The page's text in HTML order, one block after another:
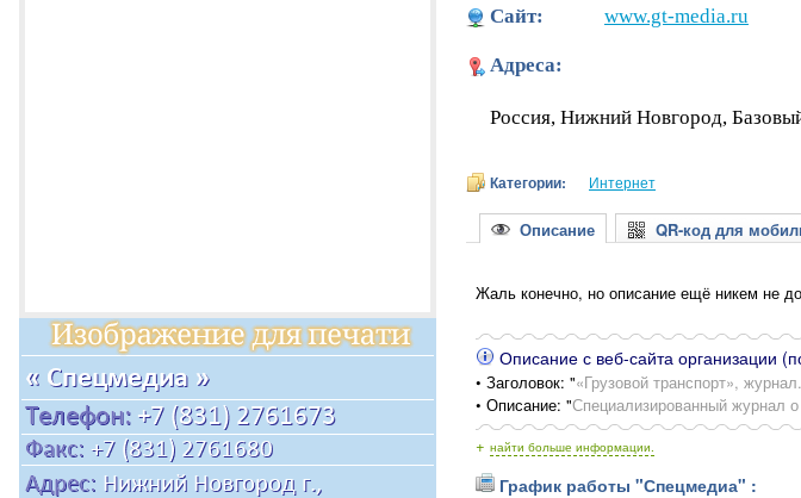
Сайт:
www.gt-media.ru
Адреса:
Россия, Нижний Новгород,
Категории: Интернет
Описание QR-код для
Жаль конечно, но описание ещё никем не
Описание с веб-сайта организации
• Заголовок: "«Грузовой транспорт»,
• Описание: "Специализированный журнал
+ найти больше информации.
График работы "Спецмедиа" :